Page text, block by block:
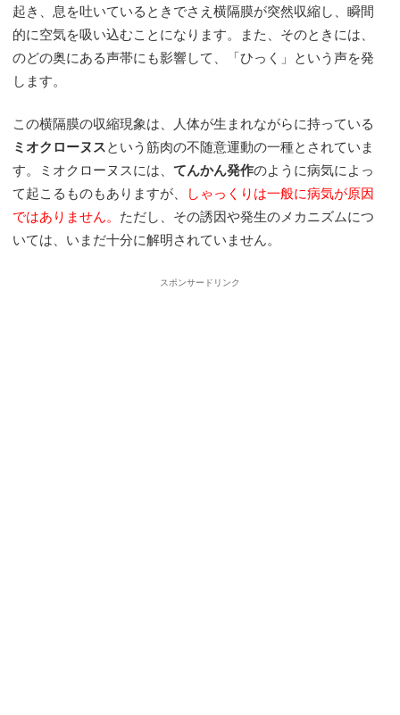
起き、息を吐いているときでさえ横隔膜が突然収縮し、瞬間
的に空気を吸い込むことになります。また、そのときには、
のどの奥にある声帯にも影響して、「ひっく」という声を発
します。
この横隔膜の収縮現象は、人体が生まれながらに持っている
ミオクローヌスという筋肉の不随意運動の一種とされていま
す。ミオクローヌスには、てんかん発作のように病気によっ
て起こるものもありますが、
しゃっくりは一般に病気が原因
ではありません。 ただし、その誘因や発生のメカニズムにつ
いては、いまだ十分に解明されていません。
スポンサードリンク